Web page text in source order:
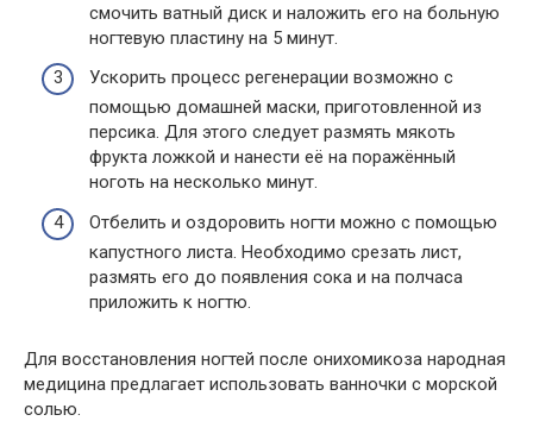
смочить ватный диск и наложить его на больную
ногтевую пластину на 5 минут.
Ускорить процесс регенерации возможно с
помощью домашней маски, приготовленной из
персика. Для этого следует размять мякоть
фрукта ложкой и нанести её на поражённый
ноготь на несколько минут.
Отбелить и оздоровить ногти можно с помощью
капустного листа. Необходимо срезать лист,
размять его до появления сока и на полчаса
приложить к ногтю.
Для восстановления ногтей после онихомикоза народная
медицина предлагает использовать ванночки с морской
солью.